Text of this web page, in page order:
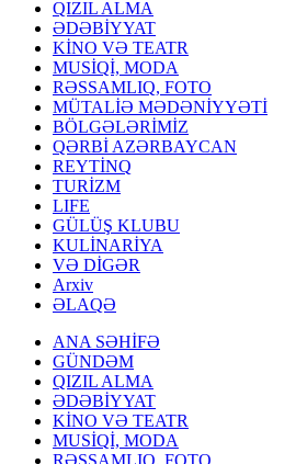
QIZIL ALMA
ƏDƏBİYYAT
KİNO VƏ TEATR
MUSİQİ, MODA
RƏSSAMLIQ, FOTO
MÜTALİƏ MƏDƏNİYYƏTİ
BÖLGƏLƏRİMİZ
QƏRBİ AZƏRBAYCAN
REYTİNQ
TURİZM
LIFE
GÜLÜŞ KLUBU
KULİNARİYA
VƏ DİGƏR
Arxiv
ƏLAQƏ
ANA SƏHİFƏ
GÜNDƏM
QIZIL ALMA
ƏDƏBİYYAT
KİNO VƏ TEATR
MUSİQİ, MODA
RƏSSAMLIQ, FOTO